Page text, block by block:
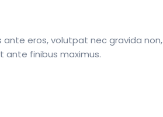
eros, volutpat nec gravida non,
ante finibus maximus.